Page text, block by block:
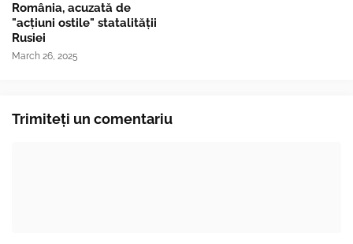
România, acuzată de
"acțiuni ostile" statalității
Rusiei
March 26, 2025
Trimiteți un comentariu